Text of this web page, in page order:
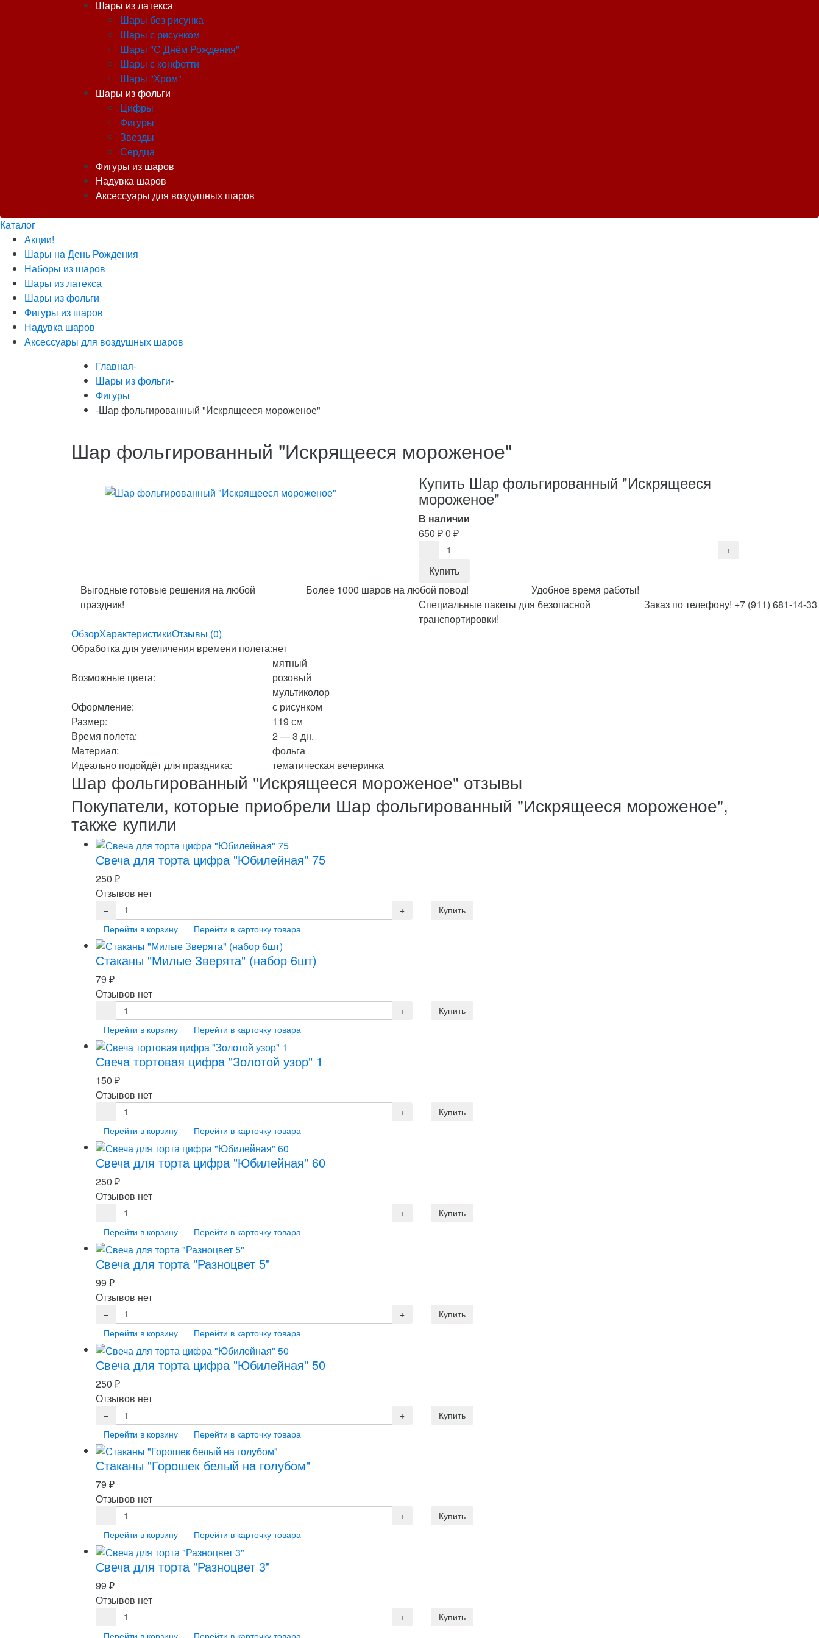
Шары из латекса
Шары без рисунка
Шары с рисунком
Шары "С Днём Рождения"
Шары с конфетти
Шары "Хром"
Шары из фольги
Цифры
Фигуры
Звезды
Сердца
Фигуры из шаров
Надувка шаров
Аксессуары для воздушных шаров
Каталог
Акции!
Шары на День Рождения
Наборы из шаров
Шары из латекса
Шары из фольги
Фигуры из шаров
Надувка шаров
Аксессуары для воздушных шаров
Главная-
Шары из фольги-
Фигуры
-Шар фольгированный "Искрящееся мороженое"
Шар фольгированный "Искрящееся мороженое"
Купить Шар фольгированный "Искрящееся
мороженое"
В наличии
650 ₽0 ₽
Выгодные готовые решения на любой
праздник!
Более 1000 шаров на любой повод!
Удобное время работы!
Специальные пакеты для безопасной
транспортировки!
Заказ по телефону! +7 (911) 681-14-33
ОбзорХарактеристикиОтзывы (0)
Обработка для увеличения времени полета:нет
Возможные цвета:
мятный
розовый
мультиколор
Оформление:
с рисунком
Размер:
119 см
Время полета:
2 — 3 дн.
Материал:
фольга
Идеально подойдёт для праздника:
тематическая вечеринка
Шар фольгированный "Искрящееся мороженое" отзывы
Покупатели, которые приобрели Шар фольгированный "Искрящееся мороженое",
также купили
Свеча для торта цифра "Юбилейная" 75
250 ₽
Отзывов нет
Перейти в корзину Перейти в карточку товара
Стаканы "Милые Зверята" (набор 6шт)
79 ₽
Отзывов нет
Перейти в корзину Перейти в карточку товара
Свеча тортовая цифра "Золотой узор" 1
150 ₽
Отзывов нет
Перейти в корзину Перейти в карточку товара
Свеча для торта цифра "Юбилейная" 60
250 ₽
Отзывов нет
Перейти в корзину Перейти в карточку товара
Свеча для торта "Разноцвет 5"
99 ₽
Отзывов нет
Перейти в корзину Перейти в карточку товара
Свеча для торта цифра "Юбилейная" 50
250 ₽
Отзывов нет
Перейти в корзину Перейти в карточку товара
Стаканы "Горошек белый на голубом"
79 ₽
Отзывов нет
Перейти в корзину Перейти в карточку товара
Свеча для торта "Разноцвет 3"
99 ₽
Отзывов нет